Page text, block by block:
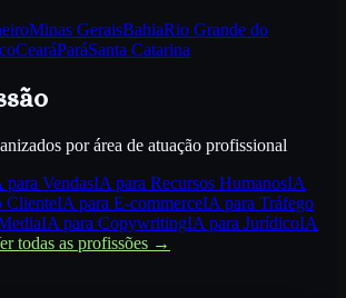
Minas GeraisBahiaRio Grande do
CearáParáSanta Catarina
por área de atuação profissional
para VendasIA para Recursos HumanosIA
ClienteIA para E-commerceIA para Tráfego
IA para CopywritingIA para JurídicoIA
todas as profissões →